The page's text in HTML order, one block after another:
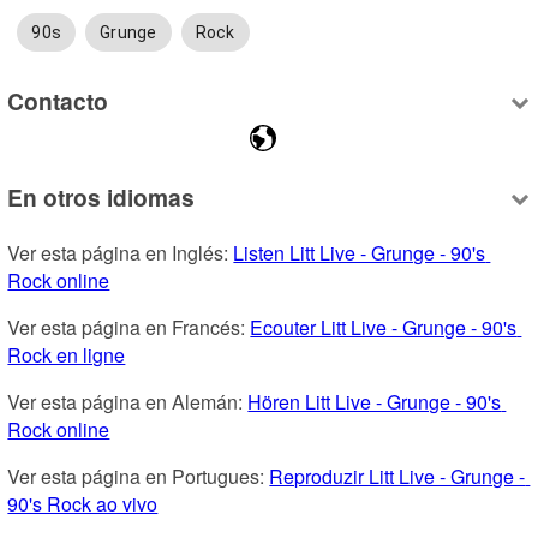
90s Grunge Rock
Contacto
En otros idiomas
Ver esta página en Inglés: Listen Litt Live - Grunge - 90's
Rock online
Ver esta página en Francés: Ecouter Litt Live - Grunge - 90's
Rock en ligne
Ver esta página en Alemán: Hören Litt Live - Grunge - 90's
Rock online
Ver esta página en Portugues: Reproduzir Litt Live - Grunge -
90's Rock ao vivo